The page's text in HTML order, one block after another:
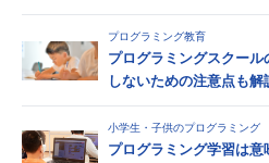
プログラミング教育
プログラミングスクー
しないための注意点も解
小学生・子供のプログラミング
プログラミング学習は